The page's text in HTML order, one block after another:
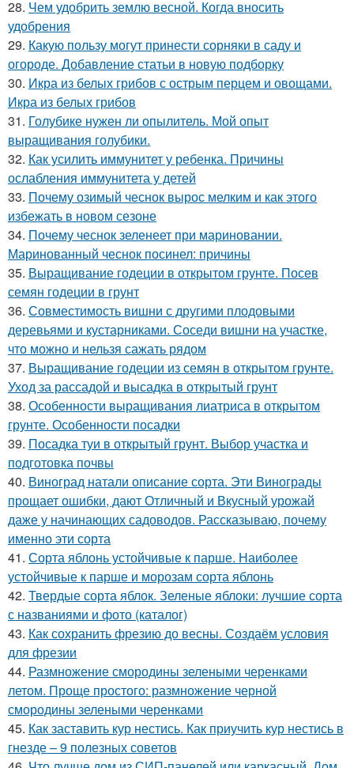
28. Чем удобрить землю весной. Когда вносить
удобрения
29. Какую пользу могут принести сорняки в саду и
огороде. Добавление статьи в новую подборку
30. Икра из белых грибов с острым перцем и овощами.
Икра из белых грибов
31. Голубике нужен ли опылитель. Мой опыт
выращивания голубики.
32. Как усилить иммунитет у ребенка. Причины
ослабления иммунитета у детей
33. Почему озимый чеснок вырос мелким и как этого
избежать в новом сезоне
34. Почему чеснок зеленеет при мариновании.
Маринованный чеснок посинел: причины
35. Выращивание годеции в открытом грунте. Посев
семян годеции в грунт
36. Совместимость вишни с другими плодовыми
деревьями и кустарниками. Соседи вишни на участке,
что можно и нельзя сажать рядом
37. Выращивание годеции из семян в открытом грунте.
Уход за рассадой и высадка в открытый грунт
38. Особенности выращивания лиатриса в открытом
грунте. Особенности посадки
39. Посадка туи в открытый грунт. Выбор участка и
подготовка почвы
40. Виноград натали описание сорта. Эти Винограды
прощает ошибки, дают Отличный и Вкусный урожай
даже у начинающих садоводов. Рассказываю, почему
именно эти сорта
41. Сорта яблонь устойчивые к парше. Наиболее
устойчивые к парше и морозам сорта яблонь
42. Твердые сорта яблок. Зеленые яблоки: лучшие сорта
с названиями и фото (каталог)
43. Как сохранить фрезию до весны. Создаём условия
для фрезии
44. Размножение смородины зелеными черенками
летом. Проще простого: размножение черной
смородины зелеными черенками
45. Как заставить кур нестись. Как приучить кур нестись в
гнезде – 9 полезных советов